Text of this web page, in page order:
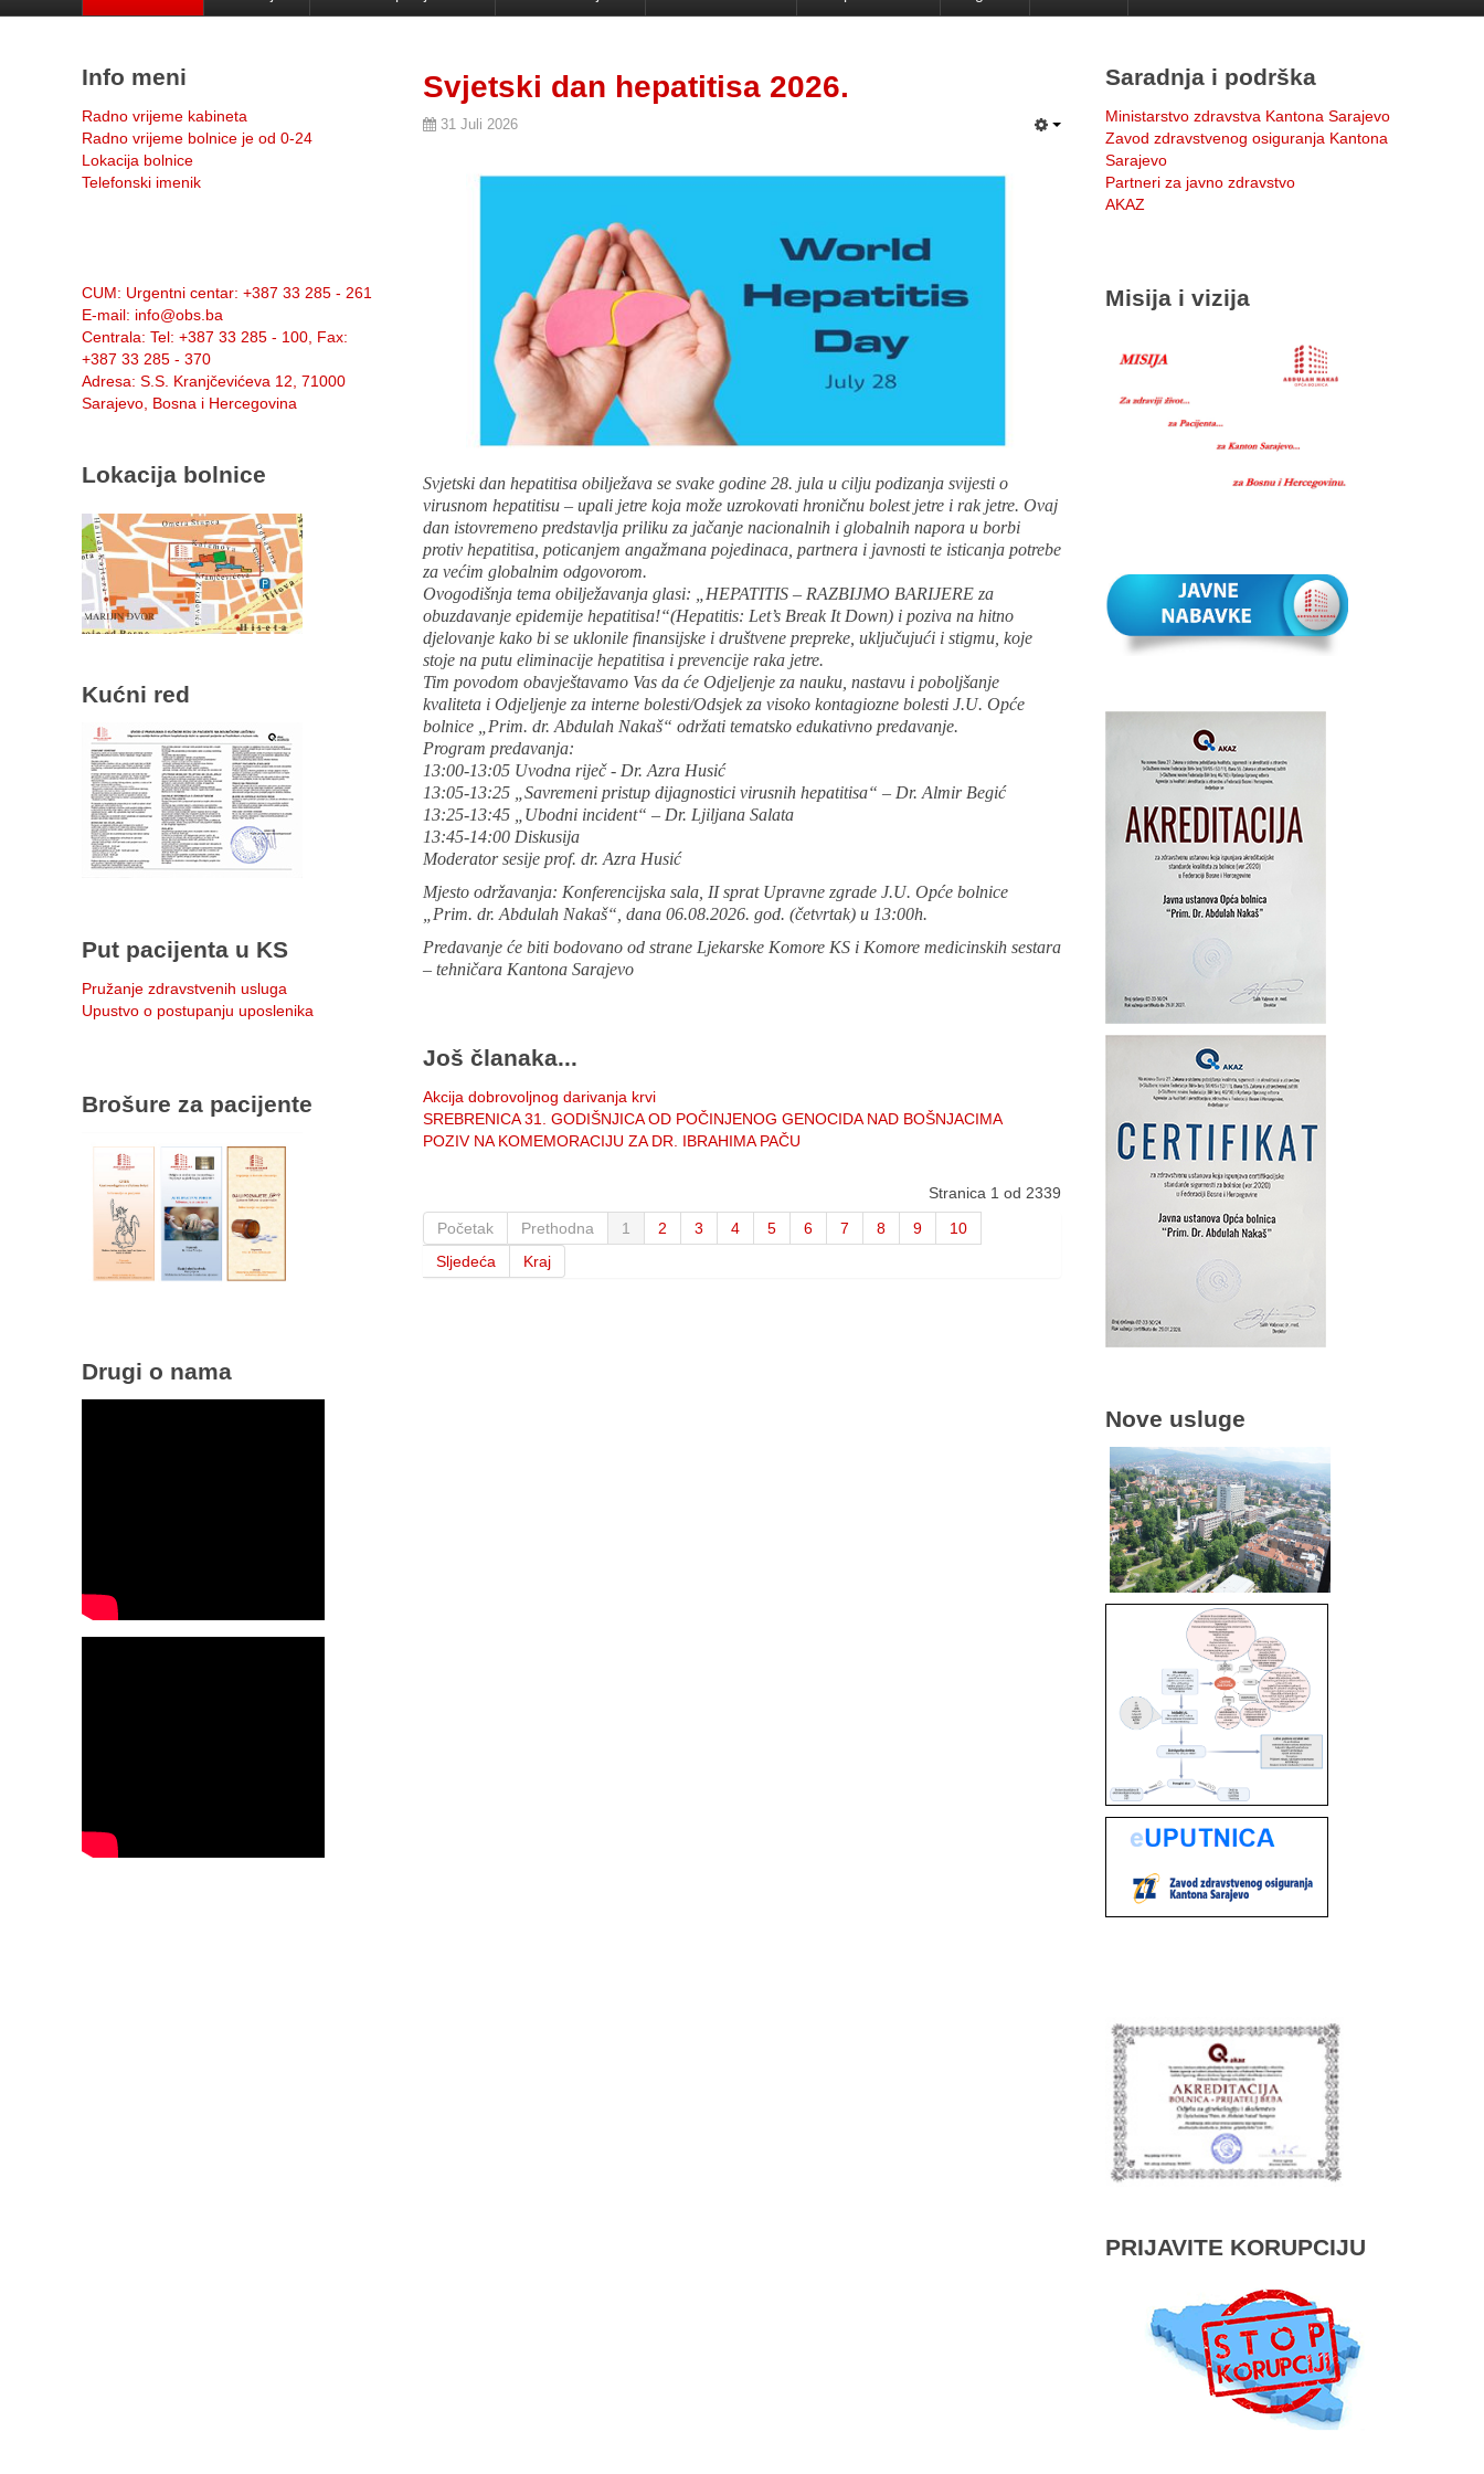
Svjetski dan hepatitisa 2026.
31 Juli 2026
Svjetski dan hepatitisa obilježava se svake godine 28. jula u cilju podizanja svijesti o
virusnom hepatitisu – upali jetre koja može uzrokovati hroničnu bolest jetre i rak jetre. Ovaj
dan istovremeno predstavlja priliku za jačanje nacionalnih i globalnih napora u borbi
protiv hepatitisa, poticanjem angažmana pojedinaca, partnera i javnosti te isticanja potrebe
za većim globalnim odgovorom.
Ovogodišnja tema obilježavanja glasi: „HEPATITIS – RAZBIJMO BARIJERE za
obuzdavanje epidemije hepatitisa!“(Hepatitis: Let’s Break It Down) i poziva na hitno
djelovanje kako bi se uklonile finansijske i društvene prepreke, uključujući i stigmu, koje
stoje na putu eliminacije hepatitisa i prevencije raka jetre.
Tim povodom obavještavamo Vas da će Odjeljenje za nauku, nastavu i poboljšanje
kvaliteta i Odjeljenje za interne bolesti/Odsjek za visoko kontagiozne bolesti J.U. Opće
bolnice „Prim. dr. Abdulah Nakaš“ održati tematsko edukativno predavanje.
Program predavanja:
13:00-13:05 Uvodna riječ - Dr. Azra Husić
13:05-13:25 „Savremeni pristup dijagnostici virusnih hepatitisa“ – Dr. Almir Begić
13:25-13:45 „Ubodni incident“ – Dr. Ljiljana Salata
13:45-14:00 Diskusija
Moderator sesije prof. dr. Azra Husić
Mjesto održavanja: Konferencijska sala, II sprat Upravne zgrade J.U. Opće bolnice
„Prim. dr. Abdulah Nakaš“, dana 06.08.2026. god. (četvrtak) u 13:00h.
Predavanje će biti bodovano od strane Ljekarske Komore KS i Komore medicinskih sestara
– tehničara Kantona Sarajevo
Još članaka...
Akcija dobrovoljnog darivanja krvi
SREBRENICA 31. GODIŠNJICA OD POČINJENOG GENOCIDA NAD BOŠNJACIMA
POZIV NA KOMEMORACIJU ZA DR. IBRAHIMA PAČU
Stranica 1 od 2339
Početak
Prethodna 1 2 3 4 5 6 7 8 9
10
Sljedeća
Kraj
Info meni
Radno vrijeme kabineta
Radno vrijeme bolnice je od 0-24
Lokacija bolnice
Telefonski imenik
CUM: Urgentni centar: +387 33 285 - 261
E-mail: info@obs.ba
Centrala: Tel: +387 33 285 - 100, Fax:
+387 33 285 - 370
Adresa: S.S. Kranjčevićeva 12, 71000
Sarajevo, Bosna i Hercegovina
Lokacija bolnice
Kućni red
Put pacijenta u KS
Pružanje zdravstvenih usluga
Upustvo o postupanju uposlenika
Brošure za pacijente
Drugi o nama
Saradnja i podrška
Ministarstvo zdravstva Kantona Sarajevo
Zavod zdravstvenog osiguranja Kantona
Sarajevo
Partneri za javno zdravstvo
AKAZ
Misija i vizija
Nove usluge
PRIJAVITE KORUPCIJU